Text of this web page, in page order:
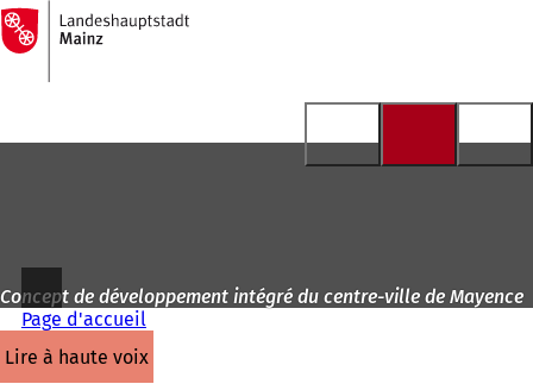
Accéder au contenu
Vers
la
page
d'accueil
Concept de développement intégré du centre-ville de Mayence
Page d'accueil
lire à haute voix